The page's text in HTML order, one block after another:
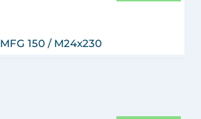
MFG 150 / M24x230